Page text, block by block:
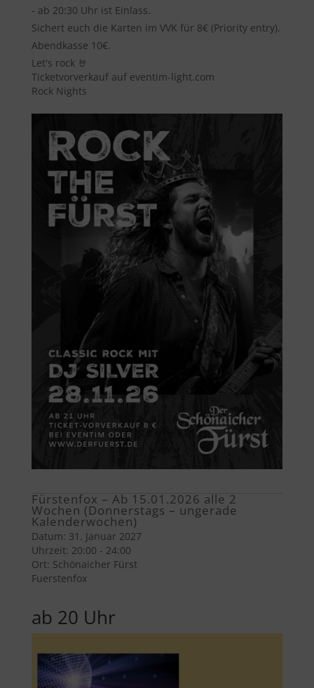
- ab 20:30 Uhr ist Einlass.
Sichert euch die Karten im VVK für 8€ (Priority entry).
Abendkasse 10€.
Let's rock 🤘
Ticketvorverkauf auf eventim-light.com
Rock Nights
Fürstenfox – Ab 15.01.2026 alle 2
Wochen (Donnerstags – ungerade
Kalenderwochen)
Datum: 31. Januar 2027
Uhrzeit: 20:00 - 24:00
Ort: Schönaicher Fürst
Fuerstenfox
ab 20 Uhr